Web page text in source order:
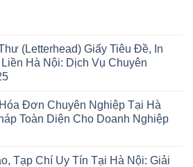
(Letterhead) Giấy Tiêu Đề, In
Hà Nội: Dịch Vụ Chuyên
Đơn Chuyên Nghiệp Tại Hà
Toàn Diện Cho Doanh Nghiệp
Tạp Chí Uy Tín Tại Hà Nội: Giải